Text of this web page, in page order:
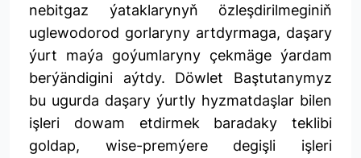
nebitgaz ýataklarynyň özleşdirilmeginiň
uglewodorod gorlaryny artdyrmaga, daşary
ýurt maýa goýumlaryny çekmäge ýardam
berýändigini aýtdy. Döwlet Baştutanymyz
bu ugurda daşary ýurtly hyzmatdaşlar bilen
işleri dowam etdirmek baradaky teklibi
goldap, wise-premýere degişli işleri